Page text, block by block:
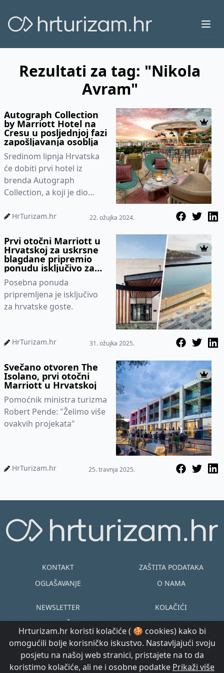
Rezultati za tag: "Nikola
Avram"
Autograph Collection
by Marriott Hotel na
Cresu u posljednjoj fazi
zapošljavanja osoblja
Sredinom lipnja Hrvatska
će dobiti prvi hotel iz
brenda Autograph
Collection, a koji je dio
hotelskog lanca Marriott
HrTurizam.hr 22. ožujka 2024.
Prvi otočni Marriott u
Hrvatskoj za uskrsne
blagdane pripremio
ponudu isključivo za
domaće goste.
Posebna ponuda
pripremljena je isključivo
za hrvatske goste.
HrTurizam.hr 31. ožujka 2025.
Svečano otvoren The
Isolano, prvi otočni
Marriott u Hrvatskoj
Pomoćnik ministra turizma
Robert Pende: "Želimo više
ovakvih projekata"
HrTurizam.hr 25. travnja 2025.
Hrturizam.hr koristi kolačiće ( 🍪 cookies) kako bi
omogućili bolje korisničko iskustvo. Nastavljajući svoju
posjetu na našoj web stranici, pristajete na to da
koristimo kolačiće, ali ne i osobne podatke Prikaži više
KONTAKT
OGLAŠAVANJE
ZAŠTITA PODATAKA
O NAMA
NEWSLETTER
UVJETI KORIŠTENJA
KOLAČIĆI
EN HR
© Copyright
2015.-2026.
@ Created by
Morgan Code
Prijavi se